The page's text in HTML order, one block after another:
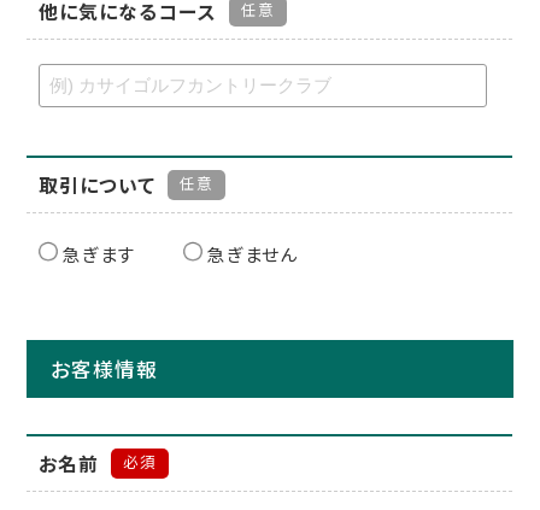
他に気になるコース 任意
取引について 任意
急ぎます 急ぎません
お客様情報
お名前 必須